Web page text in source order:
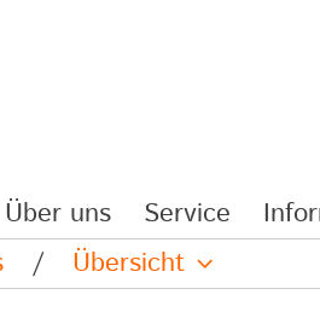
Über uns Service
/ Übersicht